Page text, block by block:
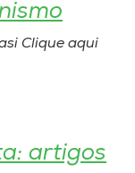
Clique aqui
artigos